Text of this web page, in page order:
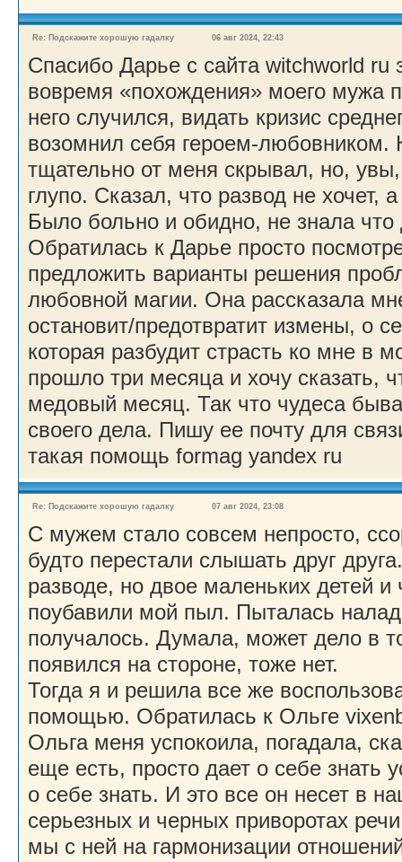
Re: Подскажите хорошую гадалку 06 авг 2024, 22:43
Спасибо Дарье с сайта witchworld ru
вовремя «похождения» моего мужа
него случился, видать кризис
возомнил себя героем-любовником.
тщательно от меня скрывал, но,
глупо. Сказал, что развод не хочет,
Было больно и обидно, не знала что
Обратилась к Дарье просто
предложить варианты решения
любовной магии. Она рассказала
остановит/предотвратит измены, о
которая разбудит страсть ко мне в
прошло три месяца и хочу сказать,
медовый месяц. Так что чудеса
своего дела. Пишу ее почту для
такая помощь formag yandex ru
Re: Подскажите хорошую гадалку 07 авг 2024, 23:08
С мужем стало совсем непросто,
будто перестали слышать друг
разводе, но двое маленьких детей и
поубавили мой пыл. Пыталась
получалось. Думала, может дело в
появился на стороне, тоже нет.
Тогда я и решила все же
помощью. Обратилась к Ольге
Ольга меня успокоила, погадала,
еще есть, просто дает о себе знать
о себе знать. И это все он несет в
серьезных и черных приворотах
мы с ней на гармонизации